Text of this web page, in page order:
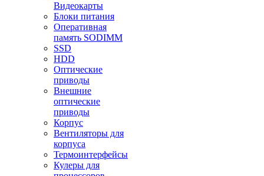
Видеокарты
Блоки питания
Оперативная
память SODIMM
SSD
HDD
Оптические
приводы
Внешние
оптические
приводы
Корпус
Вентиляторы для
корпуса
Термоинтерфейсы
Кулеры для